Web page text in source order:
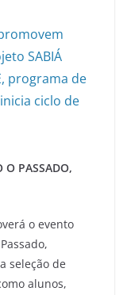
SABIÁ
programa de
ciclo de
O PASSADO,
o evento
seleção de
alunos,